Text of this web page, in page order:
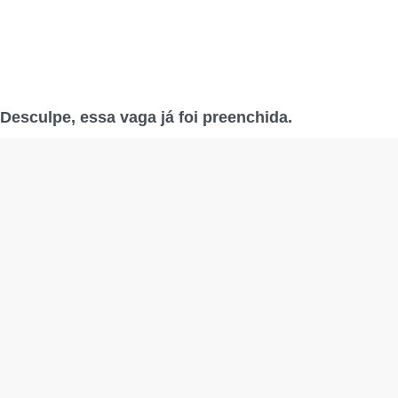
Desculpe, essa vaga já foi preenchida.